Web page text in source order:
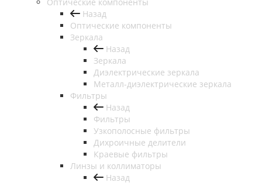
Назад
Оптические компоненты
Зеркала
Назад
Зеркала
Диэлектрические зеркала
Металл-диэлектрические зеркала
Фильтры
Назад
Фильтры
Узкополосные фильтры
Дихроичные делители
Краевые фильтры
Линзы и коллиматоры
Назад